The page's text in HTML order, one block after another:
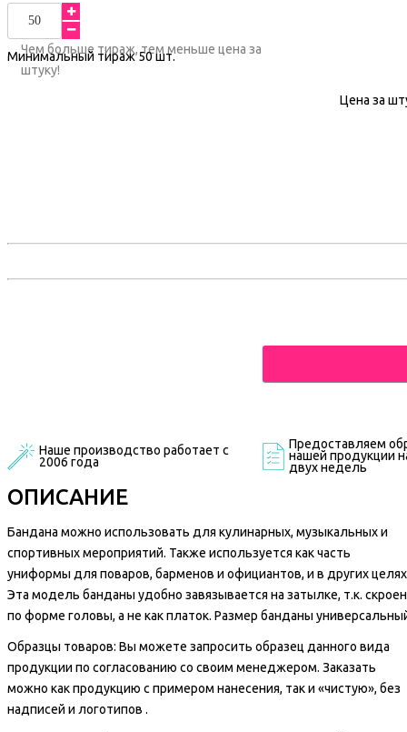
Чем больше тираж, тем меньше цена за
штуку!
Минимальный тираж50шт.
Цена за
Наше производство работает с
2006 года
Предоставляем
нашей продукции
двух недель
ОПИСАНИЕ
Бандана можно использовать для кулинарных, музыкальных и
спортивных мероприятий. Также используется как часть
униформы для поваров, барменов и официантов, и в других
Эта модель банданы удобно завязывается на затылке, т.к.
по форме головы, а не как платок. Размер банданы
Образцы товаров: Вы можете запросить образец данного вида
продукции по согласованию со своим менеджером. Заказать
можно как продукцию с примером нанесения, так и «чистую», без
надписей и логотипов .